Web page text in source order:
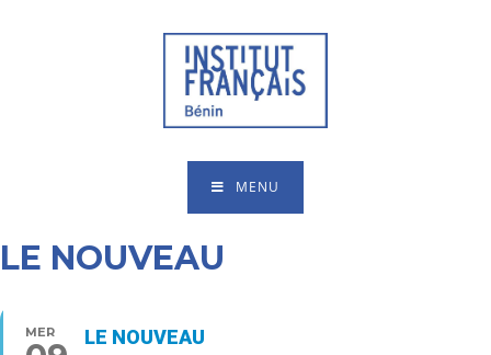
MENU
LE NOUVEAU
MER LE NOUVEAU